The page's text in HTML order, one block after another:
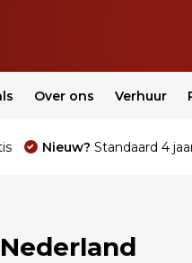
Over ons Verhuur
Nieuw? Standaard 4